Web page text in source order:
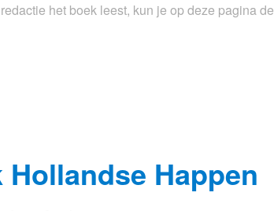
het boek leest, kun je op deze pagina de
Happen